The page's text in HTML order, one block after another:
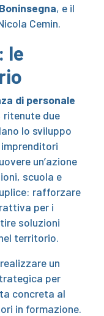
, e il
Cemin.
le
di personale
ritenute due
lo sviluppo
un’azione
scuola e
rafforzare
per i
soluzioni
territorio.
un
per
concreta al
in formazione.